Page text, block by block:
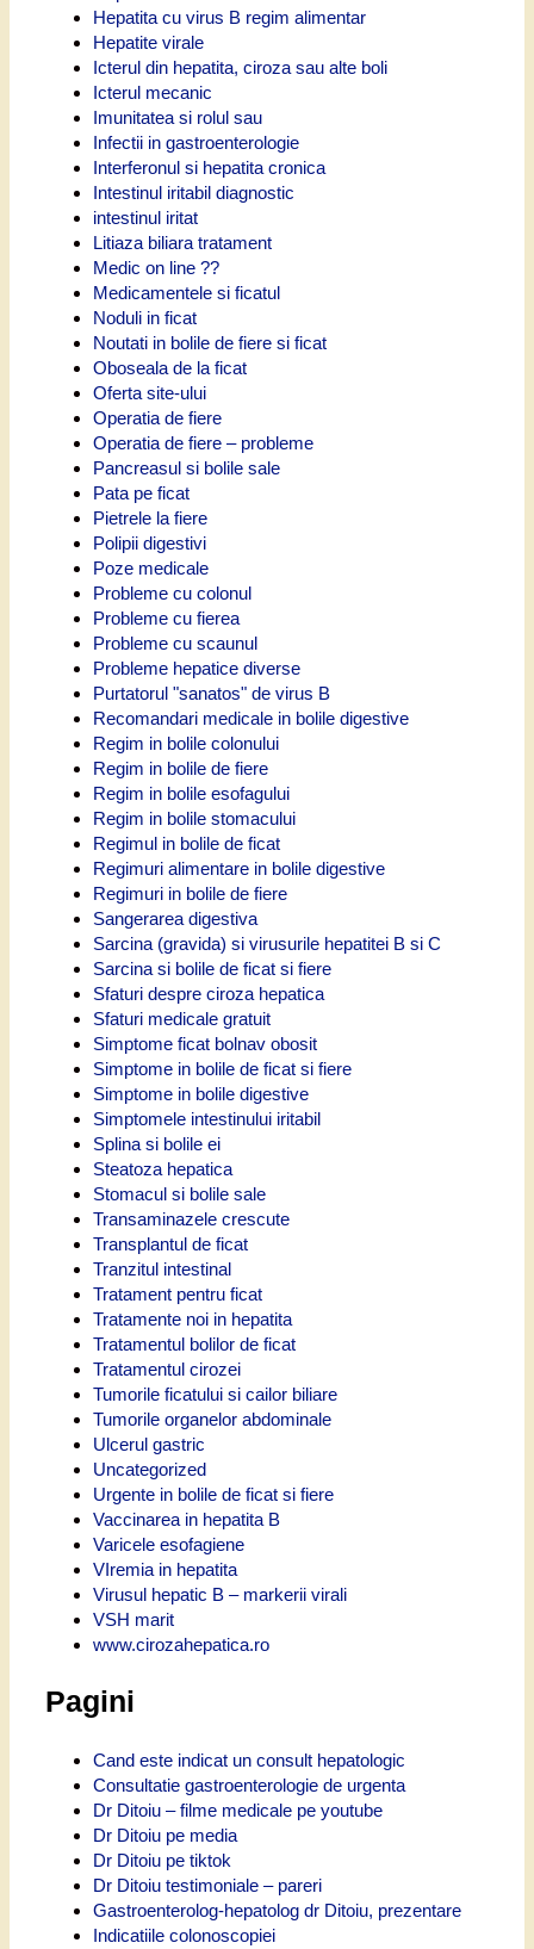
Hepatita cu virus B regim alimentar
Hepatite virale
Icterul din hepatita, ciroza sau alte boli
Icterul mecanic
Imunitatea si rolul sau
Infectii in gastroenterologie
Interferonul si hepatita cronica
Intestinul iritabil diagnostic
intestinul iritat
Litiaza biliara tratament
Medic on line ??
Medicamentele si ficatul
Noduli in ficat
Noutati in bolile de fiere si ficat
Oboseala de la ficat
Oferta site-ului
Operatia de fiere
Operatia de fiere – probleme
Pancreasul si bolile sale
Pata pe ficat
Pietrele la fiere
Polipii digestivi
Poze medicale
Probleme cu colonul
Probleme cu fierea
Probleme cu scaunul
Probleme hepatice diverse
Purtatorul "sanatos" de virus B
Recomandari medicale in bolile digestive
Regim in bolile colonului
Regim in bolile de fiere
Regim in bolile esofagului
Regim in bolile stomacului
Regimul in bolile de ficat
Regimuri alimentare in bolile digestive
Regimuri in bolile de fiere
Sangerarea digestiva
Sarcina (gravida) si virusurile hepatitei B si C
Sarcina si bolile de ficat si fiere
Sfaturi despre ciroza hepatica
Sfaturi medicale gratuit
Simptome ficat bolnav obosit
Simptome in bolile de ficat si fiere
Simptome in bolile digestive
Simptomele intestinului iritabil
Splina si bolile ei
Steatoza hepatica
Stomacul si bolile sale
Transaminazele crescute
Transplantul de ficat
Tranzitul intestinal
Tratament pentru ficat
Tratamente noi in hepatita
Tratamentul bolilor de ficat
Tratamentul cirozei
Tumorile ficatului si cailor biliare
Tumorile organelor abdominale
Ulcerul gastric
Uncategorized
Urgente in bolile de ficat si fiere
Vaccinarea in hepatita B
Varicele esofagiene
VIremia in hepatita
Virusul hepatic B – markerii virali
VSH marit
www.cirozahepatica.ro
Pagini
Cand este indicat un consult hepatologic
Consultatie gastroenterologie de urgenta
Dr Ditoiu – filme medicale pe youtube
Dr Ditoiu pe media
Dr Ditoiu pe tiktok
Dr Ditoiu testimoniale – pareri
Gastroenterolog-hepatolog dr Ditoiu, prezentare
Indicatiile colonoscopiei